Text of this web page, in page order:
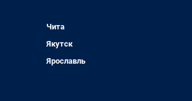
Чита
Якутск
Ярославль